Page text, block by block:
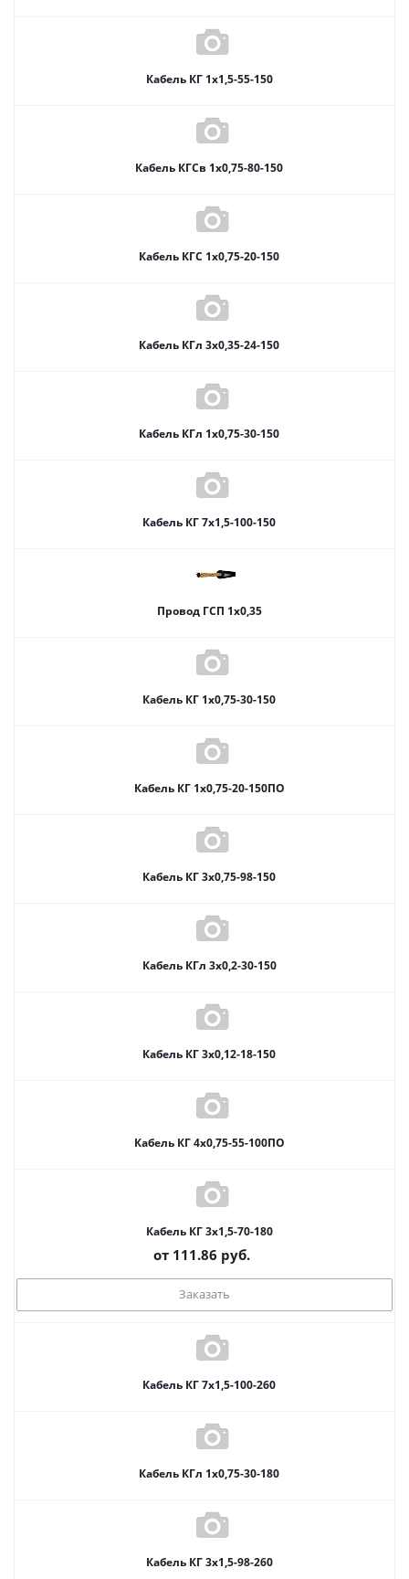
Кабель КГ 1х1,5-55-150
Кабель КГСв 1х0,75-80-150
Кабель КГС 1х0,75-20-150
Кабель КГл 3х0,35-24-150
Кабель КГл 1х0,75-30-150
Кабель КГ 7х1,5-100-150
Провод ГСП 1x0,35
Кабель КГ 1х0,75-30-150
Кабель КГ 1х0,75-20-150ПО
Кабель КГ 3х0,75-98-150
Кабель КГл 3х0,2-30-150
Кабель КГ 3х0,12-18-150
Кабель КГ 4х0,75-55-100ПО
Кабель КГ 3х1,5-70-180
от 111.86 руб.
Заказать
Кабель КГ 7х1,5-100-260
Кабель КГл 1х0,75-30-180
Кабель КГ 3х1,5-98-260